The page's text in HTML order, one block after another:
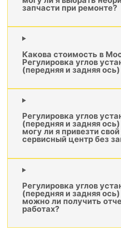
запчасти при ремонте?
Какова стоимость в
Регулировка углов
(передняя и задняя
Регулировка углов
(передняя и задняя
могу ли я привезти
сервисный центр без
Регулировка углов
(передняя и задняя
можно ли получить
работах?